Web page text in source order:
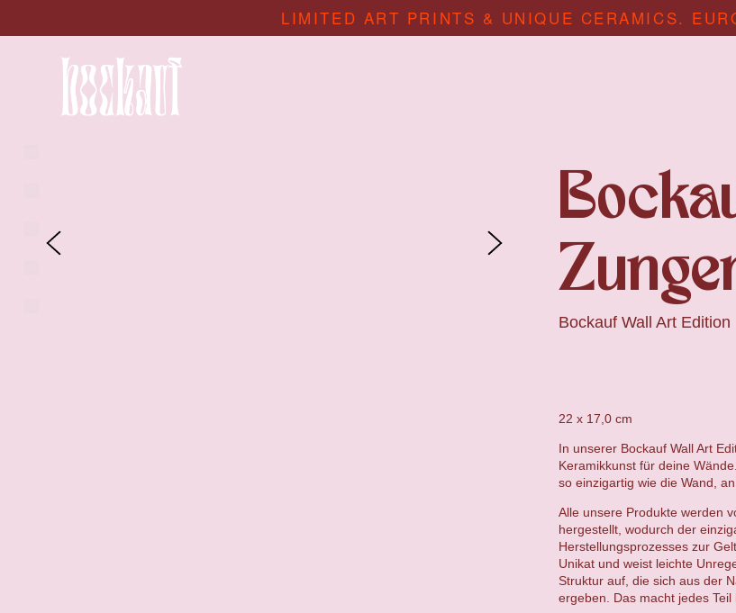
LIMITED ART PRINTS & UNIQUE CERAMICS.
Bockauf Wall Art Edition
22 x 17,0 cm
In unserer Bockauf Wall Art
Keramikkunst für deine
so einzigartig wie die Wand,
Alle unsere Produkte werden
hergestellt, wodurch der
Herstellungsprozesses zur
Unikat und weist leichte
Struktur auf, die sich aus der
ergeben. Das macht jedes